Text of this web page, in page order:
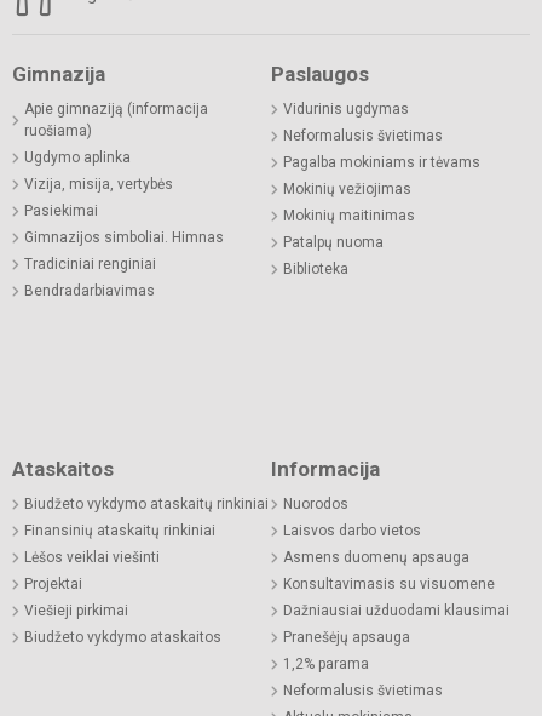
Gimnazija
Apie gimnaziją (informacija
ruošiama)
Ugdymo aplinka
Vizija, misija, vertybės
Pasiekimai
Gimnazijos simboliai. Himnas
Tradiciniai renginiai
Bendradarbiavimas
Paslaugos
Vidurinis ugdymas
Neformalusis švietimas
Pagalba mokiniams ir tėvams
Mokinių vežiojimas
Mokinių maitinimas
Patalpų nuoma
Biblioteka
Ataskaitos
Biudžeto vykdymo ataskaitų rinkiniai
Finansinių ataskaitų rinkiniai
Lėšos veiklai viešinti
Projektai
Viešieji pirkimai
Biudžeto vykdymo ataskaitos
Informacija
Nuorodos
Laisvos darbo vietos
Asmens duomenų apsauga
Konsultavimasis su visuomene
Dažniausiai užduodami klausimai
Pranešėjų apsauga
1,2% parama
Neformalusis švietimas